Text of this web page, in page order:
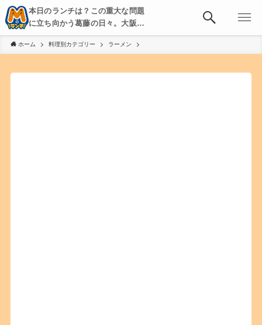
本日のランチは？この重大な問題
に立ち向かう葛藤の日々。大阪・
京都・神戸を中心とした食べ歩
き、飲み歩きを綴る。
ホーム 料理別カテゴリー ラーメン